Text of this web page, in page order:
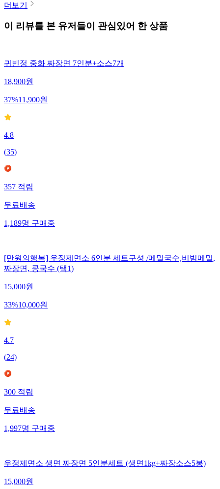
더보기
이 리뷰를 본 유저들이 관심있어 한 상품
귀빈정 중화 짜장면 7인분+소스7개
18,900원
37%11,900원
4.8
(35)
357 적립
무료배송
1,189명 구매중
[만원의행복] 우정제면소 6인분 세트구성 /메밀국수,비빔메밀,
짜장면, 콩국수 (택1)
15,000원
33%10,000원
4.7
(24)
300 적립
무료배송
1,997명 구매중
우정제면소 생면 짜장면 5인분세트 (생면1kg+짜장소스5봉)
15,000원